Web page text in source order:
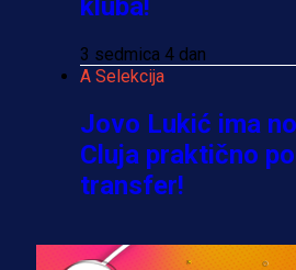
kluba!
3 sedmica 4 dan
A Selekcija
Jovo Lukić ima
Cluja praktično
transfer!
A Selekcija